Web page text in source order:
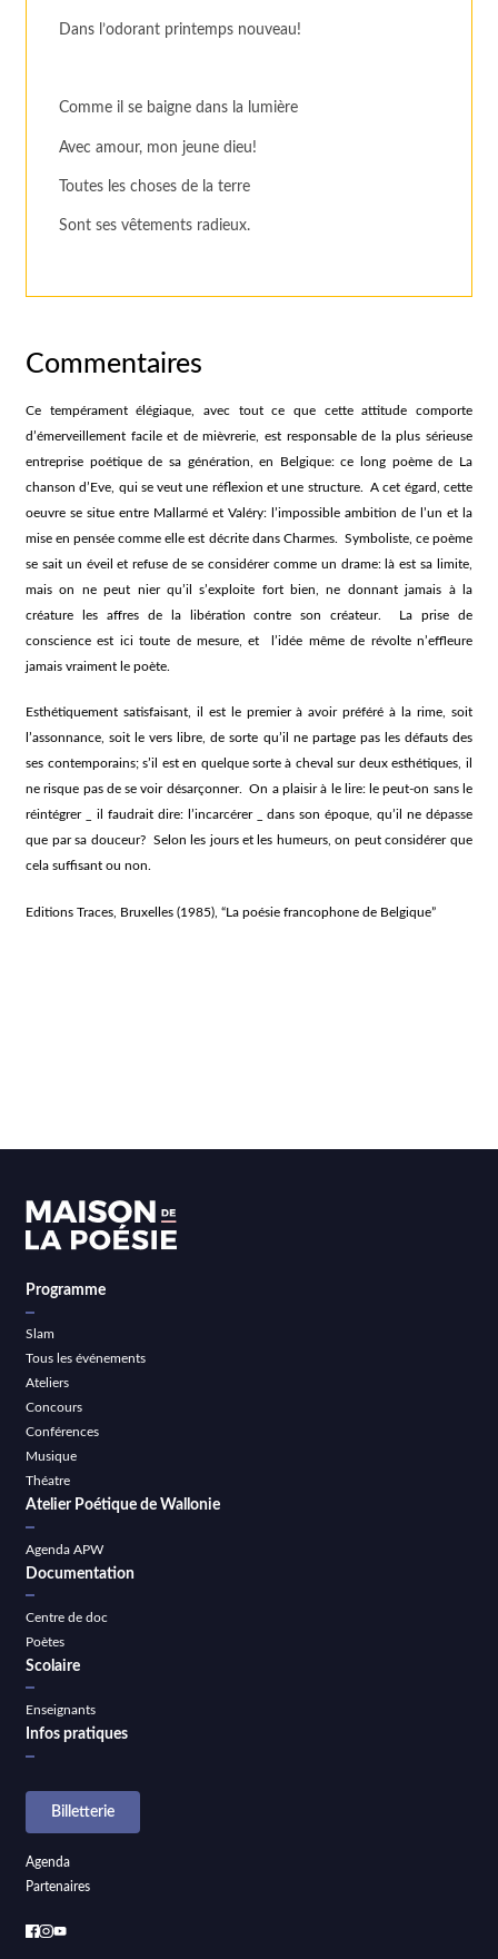
Dans l’odorant printemps nouveau!
Comme il se baigne dans la lumière
Avec amour, mon jeune dieu!
Toutes les choses de la terre
Sont ses vêtements radieux.
Commentaires
Ce tempérament élégiaque, avec tout ce que cette attitude comporte
d’émerveillement facile et de mièvrerie, est responsable de la plus sérieuse
entreprise poétique de sa génération, en Belgique: ce long poème de La
chanson d’Eve, qui se veut une réflexion et une structure. A cet égard, cette
oeuvre se situe entre Mallarmé et Valéry: l’impossible ambition de l’un et la
mise en pensée comme elle est décrite dans Charmes. Symboliste, ce poème
se sait un éveil et refuse de se considérer comme un drame: là est sa limite,
mais on ne peut nier qu’il s’exploite fort bien, ne donnant jamais à la
créature les affres de la libération contre son créateur. La prise de
conscience est ici toute de mesure, et l’idée même de révolte n’effleure
jamais vraiment le poète.
Esthétiquement satisfaisant, il est le premier à avoir préféré à la rime, soit
l’assonnance, soit le vers libre, de sorte qu’il ne partage pas les défauts des
ses contemporains; s’il est en quelque sorte à cheval sur deux esthétiques, il
ne risque pas de se voir désarçonner. On a plaisir à le lire: le peut-on sans le
réintégrer _ il faudrait dire: l’incarcérer _ dans son époque, qu’il ne dépasse
que par sa douceur? Selon les jours et les humeurs, on peut considérer que
cela suffisant ou non.
Editions Traces, Bruxelles (1985), “La poésie francophone de Belgique”
Programme
Slam
Tous les événements
Ateliers
Concours
Conférences
Musique
Théatre
Atelier Poétique de Wallonie
Agenda APW
Documentation
Centre de doc
Poètes
Scolaire
Enseignants
Infos pratiques
Billetterie
Agenda
Partenaires